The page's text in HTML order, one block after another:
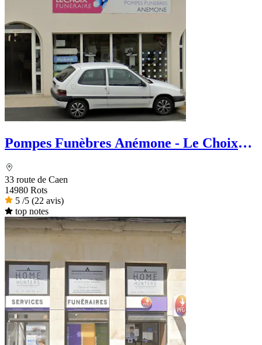
Pompes Funèbres Anémone - Le Choix
33 route de Caen
14980 Rots
5 /5 (22 avis)
top notes